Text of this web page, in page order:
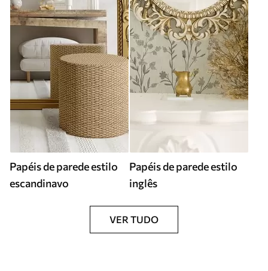
Papéis de parede estilo
escandinavo
Papéis de parede estilo
inglês
VER TUDO